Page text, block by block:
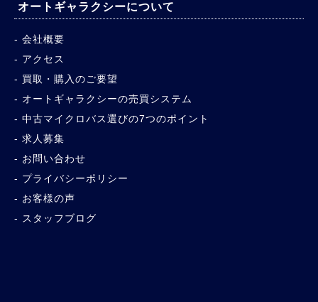
オートギャラクシーについて
会社概要
アクセス
買取・購入のご要望
オートギャラクシーの売買システム
中古マイクロバス選びの7つのポイント
求人募集
お問い合わせ
プライバシーポリシー
お客様の声
スタッフブログ